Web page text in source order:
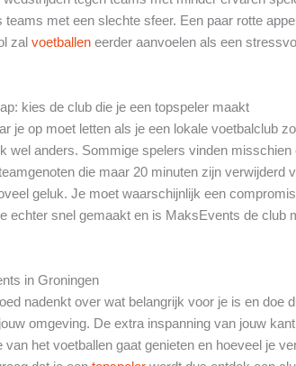
teams met een slechte sfeer. Een paar rotte
zalvoetballen eerder aanvoelen als een
kies de club die je een topspeler maakt
je op moet letten als je een lokale voetbalclub
wel anders. Sommige spelers vinden misschien
die maar 20 minuten zijn verwijderd
geluk. Je moet waarschijnlijk een
echter snel gemaakt en is MaksEvents de club
in Groningen
nadenkt over wat belangrijk voor je is en doe
omgeving. De extra inspanning van jouw
het voetballen gaat genieten en hoeveel je